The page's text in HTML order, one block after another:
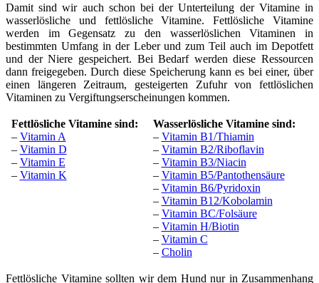
Damit sind wir auch schon bei der Unterteilung der Vitamine in
wasserlösliche und fettlösliche Vitamine. Fettlösliche Vitamine
werden im Gegensatz zu den wasserlöslichen Vitaminen in
bestimmten Umfang in der Leber und zum Teil auch im Depotfett
und der Niere gespeichert. Bei Bedarf werden diese Ressourcen
dann freigegeben. Durch diese Speicherung kann es bei einer, über
einen längeren Zeitraum, gesteigerten Zufuhr von fettlöslichen
Vitaminen zu Vergiftungserscheinungen kommen.
Fettlösliche Vitamine sind:
– Vitamin A
– Vitamin D
– Vitamin E
– Vitamin K
Wasserlösliche Vitamine sind:
– Vitamin B1/Thiamin
– Vitamin B2/Riboflavin
– Vitamin B3/Niacin
– Vitamin B5/Pantothensäure
– Vitamin B6/Pyridoxin
– Vitamin B12/Kobolamin
– Vitamin BC/Folsäure
– Vitamin H/Biotin
– Vitamin C
– Cholin
Fettlösliche Vitamine sollten wir dem Hund nur in Zusammenhang